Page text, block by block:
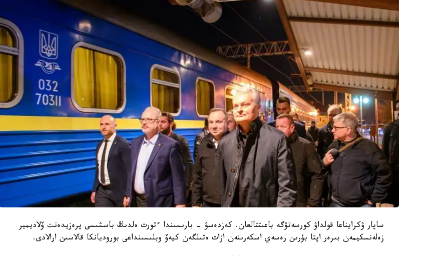
ساپار ۋكرايناعا قولداۋ كورسەتۋگە باعىتتالعان. كەزدەسۋ - بارىسىندا ءتورت ەلدىڭ باسشىسى پرەزيدەنت ۆلاديمير
زەلەنسكيمەن بىرەر اپتا بۇرىن رەسەي اسكەرىنەن ازات ەتىلگەن كيەۆ وبلىسىنداعى بوروديانكا قالاسىن ارالادى.